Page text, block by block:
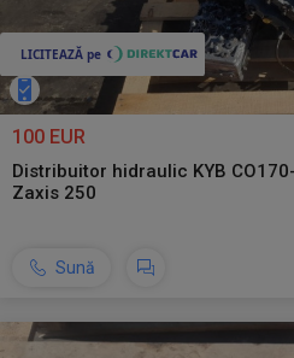
100 EUR
Distribuitor hidraulic KYB
Zaxis 250
Sună